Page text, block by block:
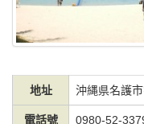
地址 沖縄県名護
電話號
0980-52-